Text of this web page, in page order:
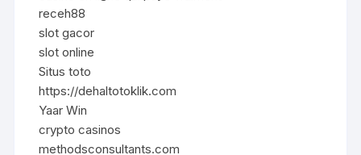
receh88
slot gacor
slot online
Situs toto
https://dehaltotoklik.com
Yaar Win
crypto casinos
methodsconsultants.com